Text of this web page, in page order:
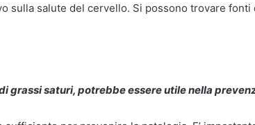
sulla salute del cervello. Si possono trovare
grassi saturi, potrebbe essere utile nella